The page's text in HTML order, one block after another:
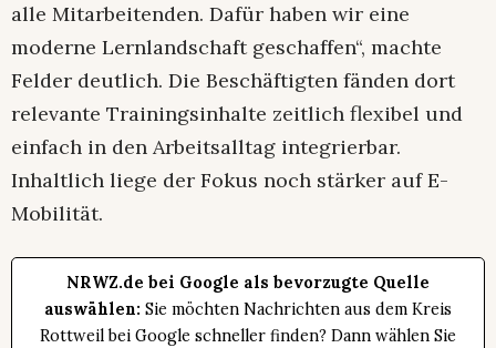
alle Mitarbeitenden. Dafür haben wir eine
moderne Lernlandschaft geschaffen“, machte
Felder deutlich. Die Beschäftigten fänden dort
relevante Trainingsinhalte zeitlich flexibel und
einfach in den Arbeitsalltag integrierbar.
Inhaltlich liege der Fokus noch stärker auf E-
Mobilität.
NRWZ.de bei Google als bevorzugte Quelle
auswählen: Sie möchten Nachrichten aus dem Kreis
Rottweil bei Google schneller finden? Dann wählen Sie